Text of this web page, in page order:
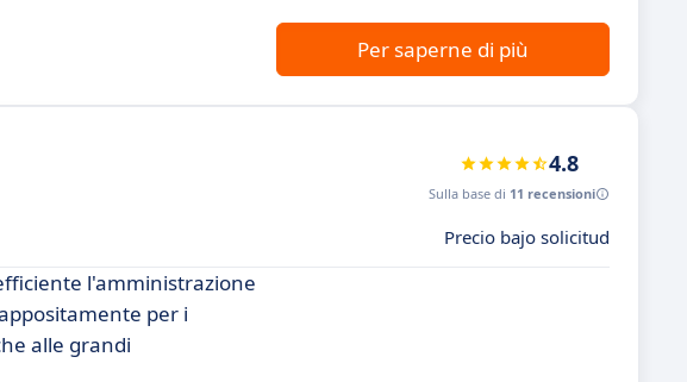
Per saperne di più
4.8
Sulla base di 11 recensioni
Precio bajo solicitud
l'amministrazione
per i
alle grandi